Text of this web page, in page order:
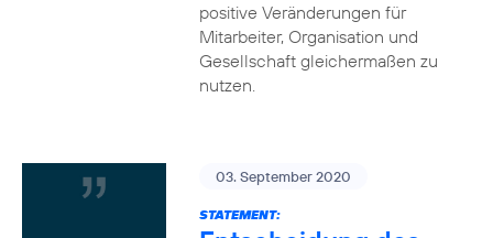
positive Veränderungen für
Mitarbeiter, Organisation und
Gesellschaft gleichermaßen zu
nutzen.
03. September 2020
STATEMENT: